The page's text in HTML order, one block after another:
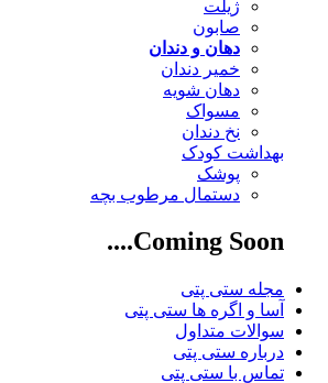
ژیلت
صابون
دهان و دندان
خمیر دندان
دهان شویه
مسواک
نخ دندان
بهداشت کودک
پوشک
دستمال مرطوب بچه
Coming Soon....
مجله ستی پتی
آسا و اگره ها ستی پتی
سوالات متداول
درباره ستی پتی
تماس با ستی پتی